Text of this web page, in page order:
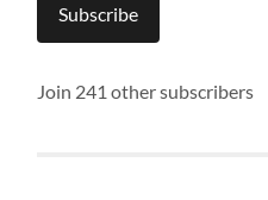
Subscribe
Join 241 other subscribers